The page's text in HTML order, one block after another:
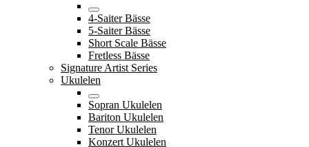
4-Saiter Bässe
5-Saiter Bässe
Short Scale Bässe
Fretless Bässe
Signature Artist Series
Ukulelen
Sopran Ukulelen
Bariton Ukulelen
Tenor Ukulelen
Konzert Ukulelen